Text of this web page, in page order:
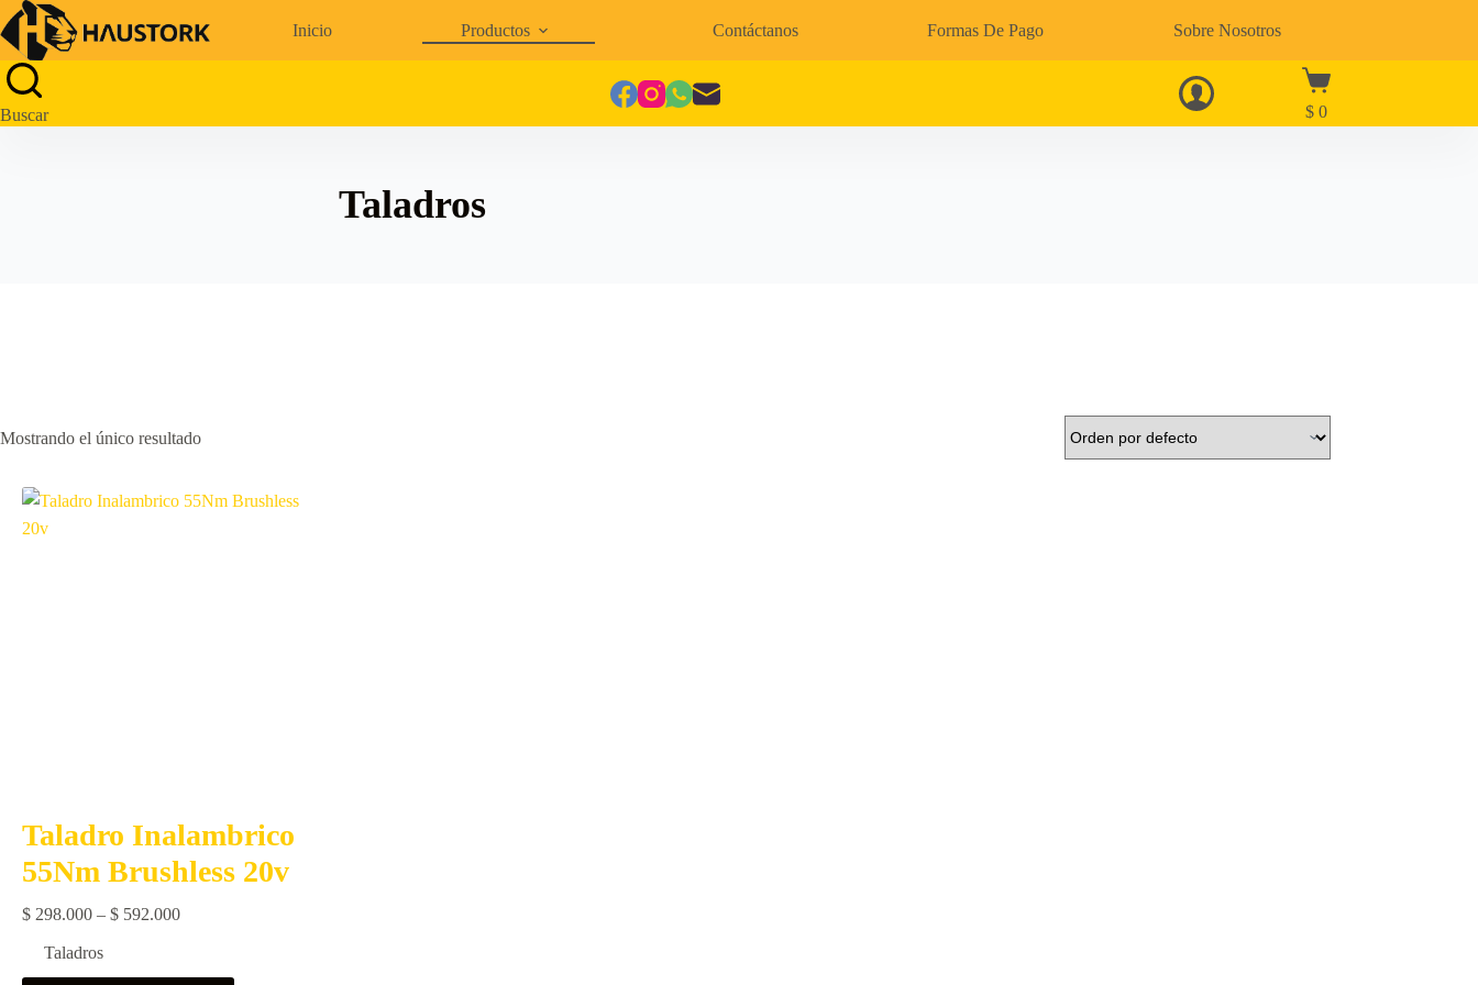
Saltar
al
contenido
Inicio Productos Contáctanos Formas De Pago Sobre Nosotros
Buscar $0
Taladros
Mostrando el único resultado
Taladro Inalambrico
55Nm Brushless 20v
$ 298.000 – $ 592.000Price
Taladros